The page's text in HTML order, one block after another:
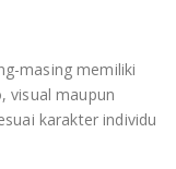
masing memiliki
visual maupun
karakter individu